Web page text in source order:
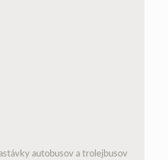
autobusov a trolejbusov